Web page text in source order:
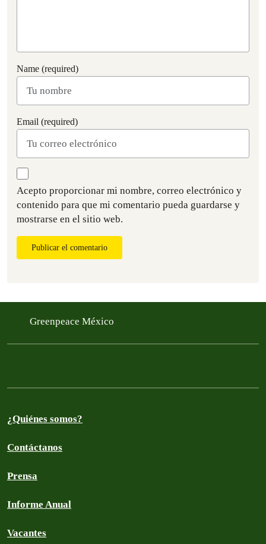
Name (required)
Email (required)
Acepto proporcionar mi nombre, correo electrónico y
contenido para que mi comentario pueda guardarse y
mostrarse en el sitio web.
Publicar el comentario
Greenpeace México
¿Quiénes somos?
Contáctanos
Prensa
Informe Anual
Vacantes